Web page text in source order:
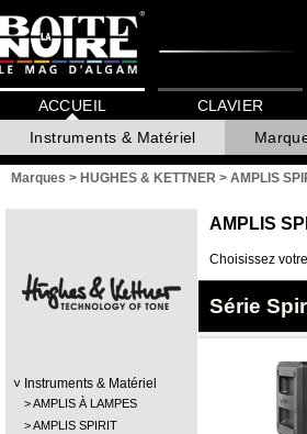
ACCUEIL
Instruments & Matériel
CLAVIER
Marques > HUGHES & KETTNER > AMPLIS
Instruments & Matériel
AMPLIS À LAMPES
AMPLIS SPIRIT
AMPLIS
Choisissez
Série